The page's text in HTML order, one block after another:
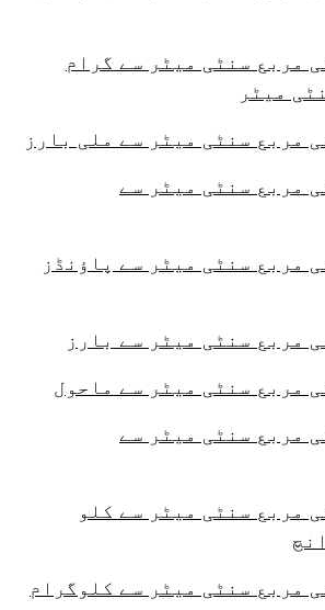
مربع سنٹی میٹر سے گرام
میٹر
مربع سنٹی میٹر سے ملی بارز
مربع سنٹی میٹر سے
مربع سنٹی میٹر سے پاؤنڈز
مربع سنٹی میٹر سے بارز
مربع سنٹی میٹر سے ماحول
مربع سنٹی میٹر سے
مربع سنٹی میٹر سے کلو
مربع سنٹی میٹر سے کلوگرام